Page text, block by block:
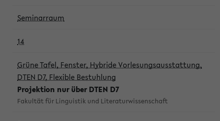
Seminarraum
14
Grüne Tafel, Fenster, Hybride Vorlesungsausstattung,
DTEN D7, Flexible Bestuhlung
Projektion nur über DTEN D7
Fakultät für Linguistik und Literaturwissenschaft